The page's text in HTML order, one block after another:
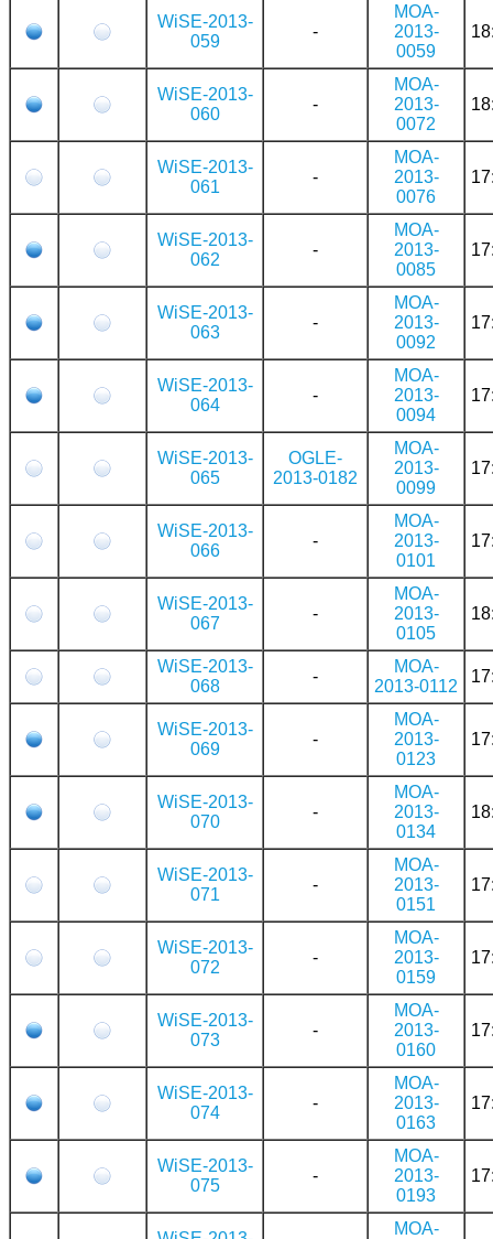
WiSE-2013-
059
-
MOA-
2013-
0059
WiSE-2013-
060
-
MOA-
2013-
0072
WiSE-2013-
061
-
MOA-
2013-
0076
WiSE-2013-
062
-
MOA-
2013-
0085
WiSE-2013-
063
-
MOA-
2013-
0092
WiSE-2013-
064
-
MOA-
2013-
0094
WiSE-2013-
065
OGLE-
2013-0182
MOA-
2013-
0099
WiSE-2013-
066
-
MOA-
2013-
0101
WiSE-2013-
067
-
MOA-
2013-
0105
WiSE-2013-
068
-
MOA-
2013-0112
WiSE-2013-
069
-
MOA-
2013-
0123
WiSE-2013-
070
-
MOA-
2013-
0134
WiSE-2013-
071
-
MOA-
2013-
0151
WiSE-2013-
072
-
MOA-
2013-
0159
WiSE-2013-
073
-
MOA-
2013-
0160
WiSE-2013-
074
-
MOA-
2013-
0163
WiSE-2013-
075
-
MOA-
2013-
0193
MOA-